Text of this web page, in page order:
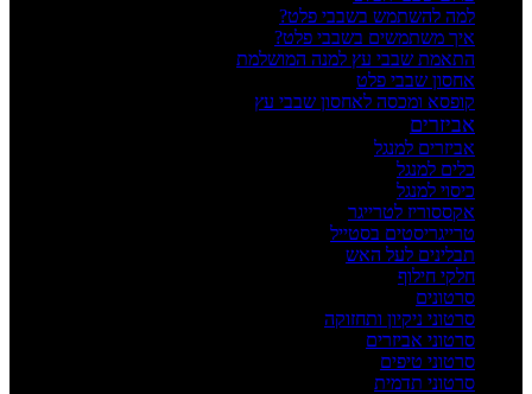
למה להשתמש בשבבי פלט?
איך משתמשים בשבבי פלט?
התאמת שבבי עץ למנה המושלמת
אחסון שבבי פלט
קופסא ומכסה לאחסון שבבי עץ
אביזרים
אביזרים למנגל
כלים למנגל
כיסוי למנגל
אקססוריז לטרייגר
טרייגריסטים בסטייל
תבלינים לעל האש
חלקי חילוף
סרטונים
סרטוני ניקיון ותחזוקה
סרטוני אביזרים
סרטוני טיפים
סרטוני תדמית